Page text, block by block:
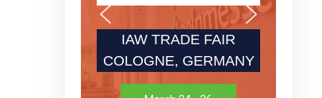
IAW TRADE FAIR
COLOGNE, GERMANY